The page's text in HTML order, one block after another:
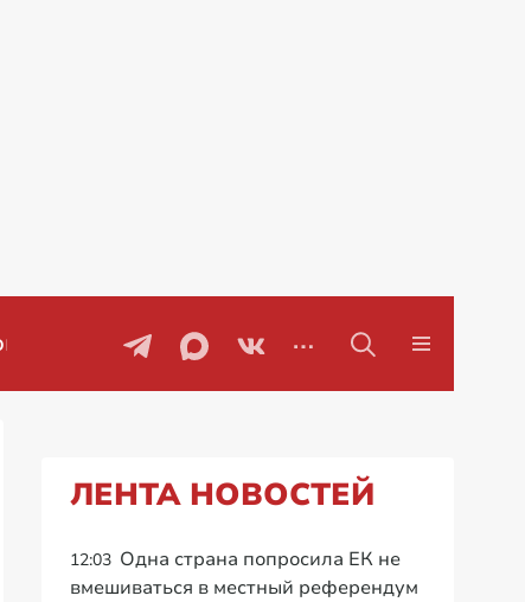
Проблемы с бензином в
ЛЕНТА НОВОСТЕЙ
12:03 Одна страна попросила ЕК не
вмешиваться в местный референдум